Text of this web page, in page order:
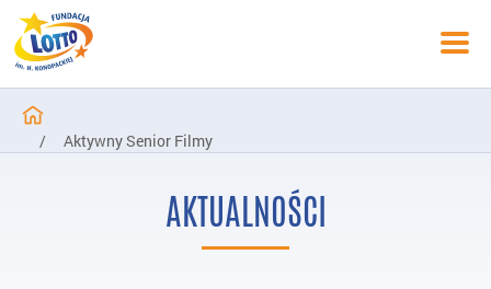
/ Aktywny Senior Filmy
AKTUALNOŚCI